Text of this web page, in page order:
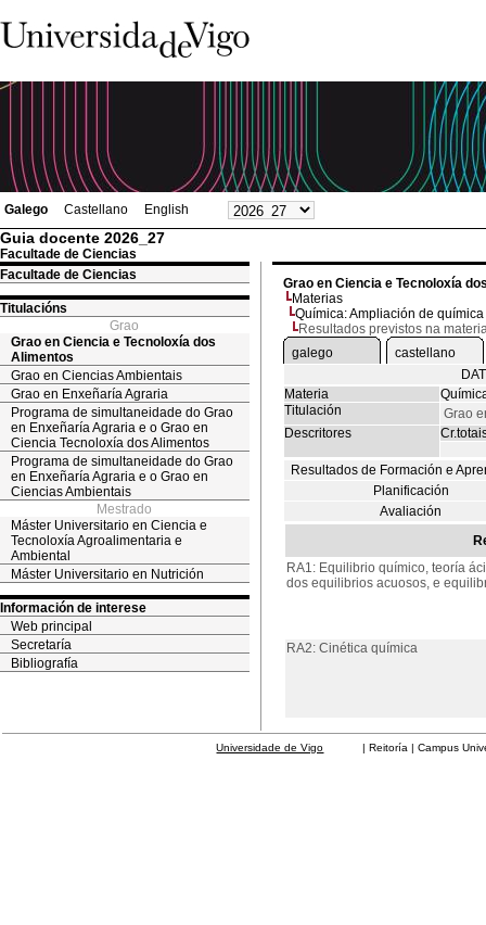
Galego Castellano English
Guia docente 2026_27
Facultade de Ciencias
Facultade de Ciencias
Titulacións
Grao
Grao en Ciencia e Tecnoloxía dos
Alimentos
Grao en Ciencias Ambientais
Grao en Enxeñaría Agraria
Programa de simultaneidade do Grao
en Enxeñaría Agraria e o Grao en
Ciencia Tecnoloxía dos Alimentos
Programa de simultaneidade do Grao
en Enxeñaría Agraria e o Grao en
Ciencias Ambientais
Mestrado
Máster Universitario en Ciencia e
Tecnoloxía Agroalimentaria e
Ambiental
Máster Universitario en Nutrición
Información de interese
Web principal
Secretaría
Bibliografía
Grao en Ciencia e Tecnoloxía
Materias
Química: Ampliación de química
Resultados previstos na
galego
castellano
Materia
Titulación
Grao
Descritores
Resultados de Formación e
Planificación
Avaliación
RA1: Equilibrio químico, teoría
dos equilibrios acuosos, e
RA2: Cinética química
Universidade de Vigo | Reitoría | Campus